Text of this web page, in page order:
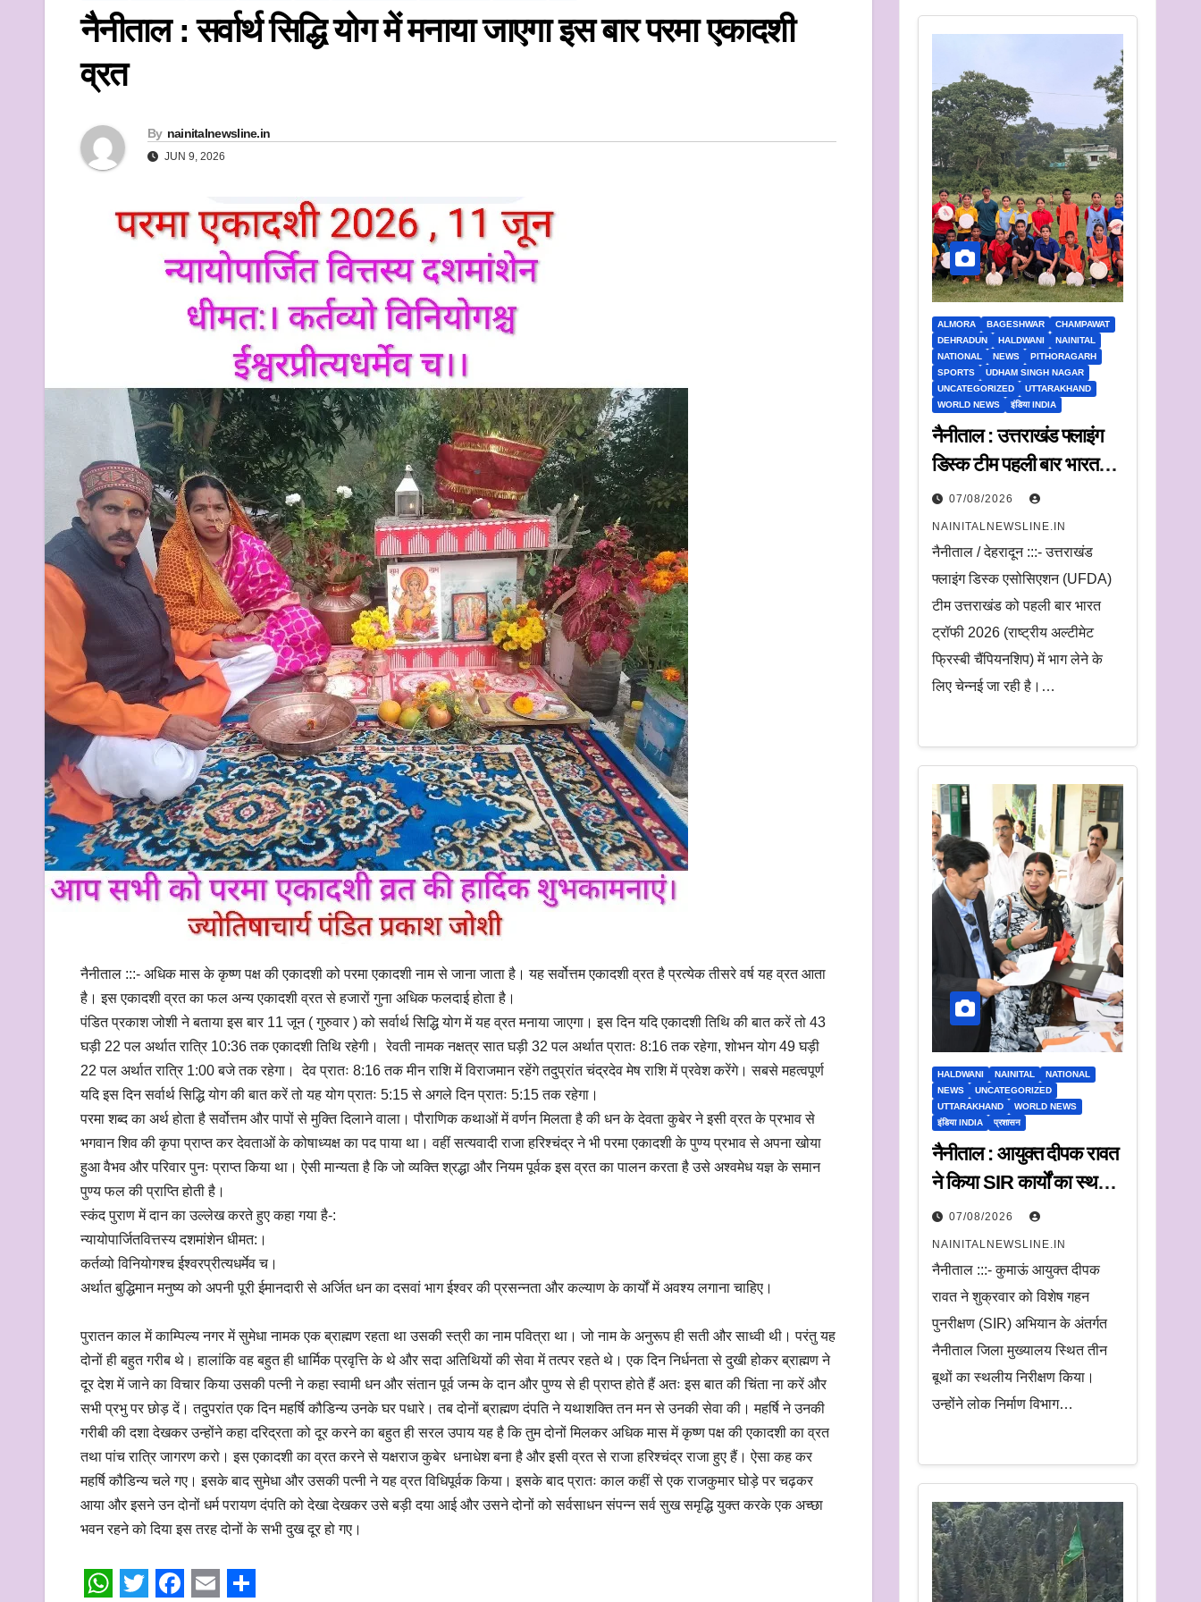
नैनीताल : सर्वार्थ सिद्धि योग में मनाया जाएगा इस बार परमा एकादशी
व्रत
By nainitalnewsline.in
JUN 9, 2026
नैनीताल :::- अधिक मास के कृष्ण पक्ष की एकादशी को परमा एकादशी नाम से जाना जाता है। यह सर्वोत्तम एकादशी व्रत है प्रत्येक तीसरे वर्ष यह व्रत आता
है। इस एकादशी व्रत का फल अन्य एकादशी व्रत से हजारों गुना अधिक फलदाई होता है।
पंडित प्रकाश जोशी ने बताया इस बार 11 जून ( गुरुवार ) को सर्वार्थ सिद्धि योग में यह व्रत मनाया जाएगा। इस दिन यदि एकादशी तिथि की बात करें तो 43
घड़ी 22 पल अर्थात रात्रि 10:36 तक एकादशी तिथि रहेगी। रेवती नामक नक्षत्र सात घड़ी 32 पल अर्थात प्रातः 8:16 तक रहेगा, शोभन योग 49 घड़ी
22 पल अर्थात रात्रि 1:00 बजे तक रहेगा। देव प्रातः 8:16 तक मीन राशि में विराजमान रहेंगे तदुप्रांत चंद्रदेव मेष राशि में प्रवेश करेंगे। सबसे महत्वपूर्ण
यदि इस दिन सर्वार्थ सिद्धि योग की बात करें तो यह योग प्रातः 5:15 से अगले दिन प्रातः 5:15 तक रहेगा।
परमा शब्द का अर्थ होता है सर्वोत्तम और पापों से मुक्ति दिलाने वाला। पौराणिक कथाओं में वर्णन मिलता है की धन के देवता कुबेर ने इसी व्रत के प्रभाव से
भगवान शिव की कृपा प्राप्त कर देवताओं के कोषाध्यक्ष का पद पाया था। वहीं सत्यवादी राजा हरिश्चंद्र ने भी परमा एकादशी के पुण्य प्रभाव से अपना खोया
हुआ वैभव और परिवार पुनः प्राप्त किया था। ऐसी मान्यता है कि जो व्यक्ति श्रद्धा और नियम पूर्वक इस व्रत का पालन करता है उसे अश्वमेध यज्ञ के समान
पुण्य फल की प्राप्ति होती है।
स्कंद पुराण में दान का उल्लेख करते हुए कहा गया है-:
न्यायोपार्जितवित्तस्य दशमांशेन धीमत:।
कर्तव्यो विनियोगश्च ईश्वरप्रीत्यधर्मेव च।
अर्थात बुद्धिमान मनुष्य को अपनी पूरी ईमानदारी से अर्जित धन का दसवां भाग ईश्वर की प्रसन्नता और कल्याण के कार्यों में अवश्य लगाना चाहिए।
पुरातन काल में काम्पिल्य नगर में सुमेधा नामक एक ब्राह्मण रहता था उसकी स्त्री का नाम पवित्रा था। जो नाम के अनुरूप ही सती और साध्वी थी। परंतु यह
दोनों ही बहुत गरीब थे। हालांकि वह बहुत ही धार्मिक प्रवृत्ति के थे और सदा अतिथियों की सेवा में तत्पर रहते थे। एक दिन निर्धनता से दुखी होकर ब्राह्मण ने
दूर देश में जाने का विचार किया उसकी पत्नी ने कहा स्वामी धन और संतान पूर्व जन्म के दान और पुण्य से ही प्राप्त होते हैं अतः इस बात की चिंता ना करें और
सभी प्रभु पर छोड़ दें। तदुपरांत एक दिन महर्षि कौडिन्य उनके घर पधारे। तब दोनों ब्राह्मण दंपति ने यथाशक्ति तन मन से उनकी सेवा की। महर्षि ने उनकी
गरीबी की दशा देखकर उन्होंने कहा दरिद्रता को दूर करने का बहुत ही सरल उपाय यह है कि तुम दोनों मिलकर अधिक मास में कृष्ण पक्ष की एकादशी का व्रत
तथा पांच रात्रि जागरण करो। इस एकादशी का व्रत करने से यक्षराज कुबेर धनाधेश बना है और इसी व्रत से राजा हरिश्चंद्र राजा हुए हैं। ऐसा कह कर
महर्षि कौडिन्य चले गए। इसके बाद सुमेधा और उसकी पत्नी ने यह व्रत विधिपूर्वक किया। इसके बाद प्रातः काल कहीं से एक राजकुमार घोड़े पर चढ़कर
आया और इसने उन दोनों धर्म परायण दंपति को देखा देखकर उसे बड़ी दया आई और उसने दोनों को सर्वसाधन संपन्न सर्व सुख समृद्धि युक्त करके एक अच्छा
भवन रहने को दिया इस तरह दोनों के सभी दुख दूर हो गए।
ALMORA BAGESHWAR
CHAMPAWAT
DEHRADUN
HALDWANI
NAINITAL
NATIONAL
NEWS
PITHORAGARH
SPORTS
UDHAM SINGH NAGAR
UNCATEGORIZED
UTTARAKHAND
WORLD NEWS
इंडिया INDIA
नैनीताल : उत्तराखंड फ्लाइंग
डिस्क टीम पहली बार भारत
ट्रॉफी में करेगी प्रतिभाग
07/08/2026
NAINITALNEWSLINE.IN
नैनीताल / देहरादून :::- उत्तराखंड
फ्लाइंग डिस्क एसोसिएशन (UFDA)
टीम उत्तराखंड को पहली बार भारत
ट्रॉफी 2026 (राष्ट्रीय अल्टीमेट
फ्रिस्बी चैंपियनशिप) में भाग लेने के
लिए चेन्नई जा रही है।…
HALDWANI NAINITAL
NATIONAL
NEWS
UNCATEGORIZED
UTTARAKHAND
WORLD NEWS
इंडिया INDIA
प्रशासन
नैनीताल : आयुक्त दीपक रावत
ने किया SIR कार्यों का स्थलीय
निरीक्षण.
अधिकारियों को दिए समयबद्ध
निस्तारण और पारदर्शिता के
निर्देश
07/08/2026
NAINITALNEWSLINE.IN
नैनीताल :::- कुमाऊं आयुक्त दीपक
रावत ने शुक्रवार को विशेष गहन
पुनरीक्षण (SIR) अभियान के अंतर्गत
नैनीताल जिला मुख्यालय स्थित तीन
बूथों का स्थलीय निरीक्षण किया।
उन्होंने लोक निर्माण विभाग…